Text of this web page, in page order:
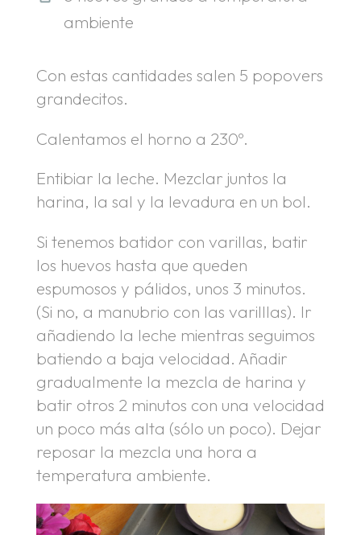
ambiente
Con estas cantidades salen 5 popovers
grandecitos.
Calentamos el horno a 230º.
Entibiar la leche. Mezclar juntos la
harina, la sal y la levadura en un bol.
Si tenemos batidor con varillas, batir
los huevos hasta que queden
espumosos y pálidos, unos 3 minutos.
(Si no, a manubrio con las varilllas). Ir
añadiendo la leche mientras seguimos
batiendo a baja velocidad. Añadir
gradualmente la mezcla de harina y
batir otros 2 minutos con una velocidad
un poco más alta (sólo un poco). Dejar
reposar la mezcla una hora a
temperatura ambiente.